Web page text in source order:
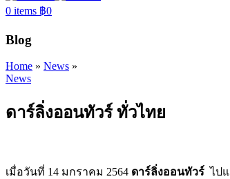
0 items ฿0
Blog
Home » News »
News
ดาร์ลิ่งออนทัวร์ ทั่วไทย
เมื่อวันที่ 14 มกราคม 2564 ดาร์ลิ่งออนทัวร์ ไป